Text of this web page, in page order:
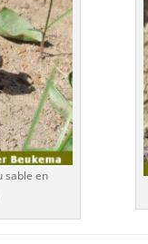
sable en